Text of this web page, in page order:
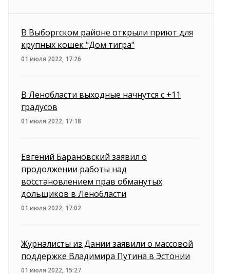
В Выборгском районе открыли приют для
крупных кошек "Дом тигра"
01 июля 2022, 17:26
В Ленобласти выходные начнутся с +11
градусов
01 июля 2022, 17:18
Евгений Барановский заявил о
продолжении работы над
восстановлением прав обманутых
дольщиков в Ленобласти
01 июля 2022, 17:02
Журналисты из Дании заявили о массовой
поддержке Владимира Путина в Эстонии
01 июля 2022, 15:27